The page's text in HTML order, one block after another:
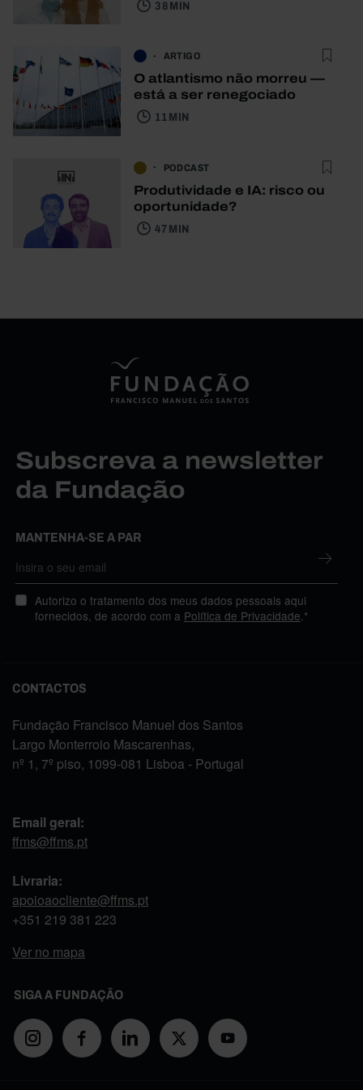
38 MIN
ARTIGO
O atlantismo não morreu —
está a ser renegociado
11 MIN
PODCAST
Produtividade e IA: risco ou
oportunidade?
47 MIN
Subscreva a newsletter
da Fundação
MANTENHA-SE A PAR
Autorizo o tratamento dos meus dados pessoais aqui
fornecidos, de acordo com a Política de Privacidade .*
CONTACTOS
Fundação Francisco Manuel dos Santos
Largo Monterroio Mascarenhas,
nº 1, 7º piso, 1099-081 Lisboa - Portugal
Email geral:
ffms@ffms.pt
Livraria:
apoioaocliente@ffms.pt
+351 219 381 223
Ver no mapa
SIGA A FUNDAÇÃO